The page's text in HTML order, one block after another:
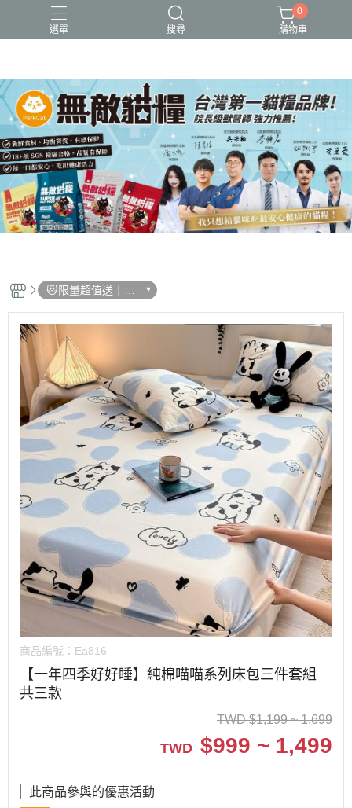
選單 搜尋
可愛又療癒的貓設計
新品上市
無敵貓糧_全齡貓可食_保健型飼料
貓用品、貓砂、貓抓板、剃毛器、好喵招系列
貓飼料、主食餐包、主食罐、凍乾、保健品
0
購物車
😻限量超值送｜滿
額現折200再送限
量好禮二選一!!
商品編號： Ea816
【一年四季好好睡】純棉喵喵系列床包三件套組
共三款
TWD $1,199 ~ 1,699
TWD $999 ~ 1,499
此商品參與的優惠活動